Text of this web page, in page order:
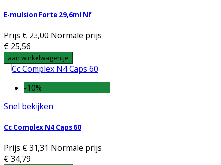
E-mulsion Forte 29,6ml Nf
Prijs € 23,00 Normale prijs
€ 25,56
aan winkelwagentje
-10%
Snel bekijken
Cc Complex N4 Caps 60
Prijs € 31,31 Normale prijs
€ 34,79